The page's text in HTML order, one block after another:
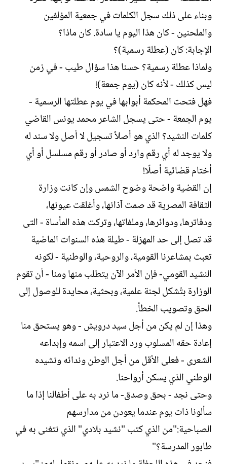
وبناء على ذلك سجل الكلمات في جمعية المؤلفين
والملحنين - كان هذا اليوم يا سادة. كان ماذا؟
الإجابة: كان (عطلة رسمية)؟
ولماذا عطلة رسمية؟ حسنا هذا سؤال طيب - في زمن
ليس كذلك - لأنه كان (يوم جمعة)!
فهل فتحت المحكمة أبوابها في يوم عطلتها الرسمية -
يوم الجمعة - حتى يسجل الشاعر محمد يونس القاضي
كلمات النشيد؟ الذي هو أصلاً تسجيل لا أصل ولا سند له
ولا يوجد له أي رقم وارد أو صادر أو رقم مسلسل أو أي
أختام قضائية أصلًا!
إن القضية واضحة وضوح الشمس وإن كانت وزارة
الثقافة المصرية قد صمت آذانها، وأغلقت عيونها،
ودفاترها، ودوائرها، وملفاتها، وتركت هذه المأساة - التى
قد تصل إلى حد المهزلة - طيلة هذه السنوات الماضية
تعبث بمشاعرنا القومية، والروحية، والوطنية - لكونه
النشيد القومي- فإن الأمر الآن يتطلب منها ومنا - أن تقوم
الوزارة بتُشكل لجنة علمية، وبحثية، محايدة للوصول إلى
الحق وتصويب الخطأ.
وهذا إن لم يكن من أجل سيد درويش - وهو يستحق منا
إعادة حقه المسلوب ورد الاعتبار إلى اسمه وإبداعه
الشعرى - فعلى الأقل من أجل الوطن وندائه ونشيده
الوطني الذي يسكن أرواحنا.
وحتى نجد - بحق وصدق- ما نرد به على أطفالنا إذا ما
سألونا ذات يوم عندما يعودن من مدارسهم
الصباحية:"من الذي كتب "نشيد بلادي" الذي نتغنى به في
طابور المدرسة؟"